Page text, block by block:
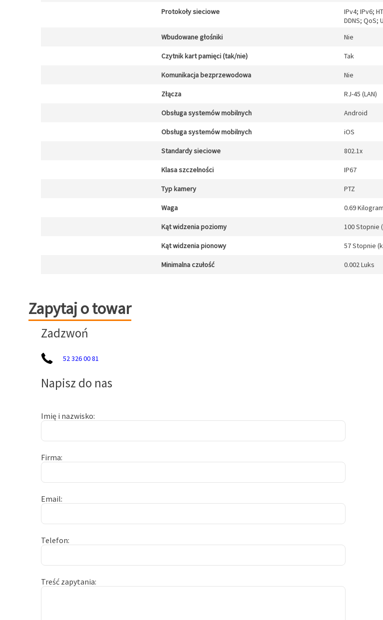
Protokoły sieciowe
IPv4; IPv6;
DDNS; QoS;
Wbudowane głośniki
Nie
Czytnik kart pamięci (tak/nie) Tak
Komunikacja bezprzewodowa Nie
Złącza RJ-45 (LAN)
Obsługa systemów mobilnych Android
Obsługa systemów mobilnych iOS
Standardy sieciowe 802.1x
Klasa szczelności IP67
Typ kamery PTZ
Waga 0.69 Kilogram
Kąt widzenia poziomy 100 Stopnie
Kąt widzenia pionowy 57 Stopnie
Minimalna czułość 0.002 Luks
Zapytaj o towar
Zapytaj o towar
Zadzwoń
52 326 00 81
Napisz do nas
Imię i nazwisko
Firma
Email
Telefon
Treść zapytania